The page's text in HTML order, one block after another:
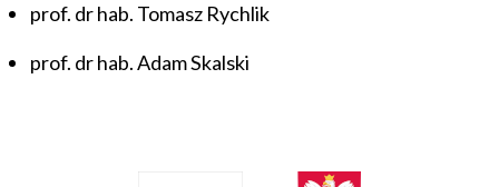
prof. dr hab. Tomasz Rychlik
prof. dr hab. Adam Skalski